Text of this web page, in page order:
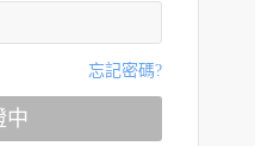
忘記密碼?